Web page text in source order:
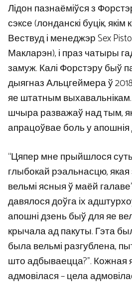
Лідон пазнаёміўся з
сэксе (лонданскі буцік, якім
Вествуд і менеджэр Sex
Макларэн), і праз чатыры
замуж. Калі Форстэру быў
дыягназ Альцгеймера ў
яе штатным выхавальнікам.
шчыра разважаў над тым,
апрацоўвае боль у апошнія
“Цяпер мне прыйшлося
глыбокай рэальнасцю,
вельмі ясныя ў маёй
давялося доўга іх
апошні дзень быў для яе
крычала ад пакуты. Гэта
была вельмі разгублена,
што адбываецца?”. Кожная
адмовілася – цела